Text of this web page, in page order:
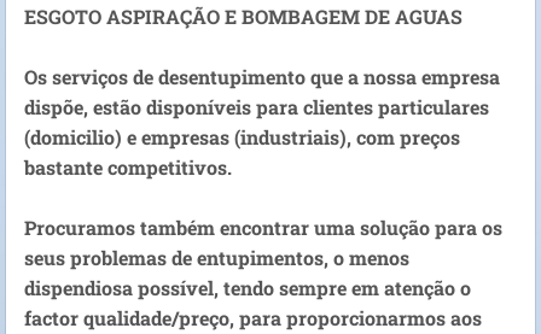
ESGOTO ASPIRAÇÃO E BOMBAGEM DE AGUAS
Os serviços de desentupimento que a nossa empresa
dispõe, estão disponíveis para clientes particulares
(domicilio) e empresas (industriais), com preços
bastante competitivos.
Procuramos também encontrar uma solução para os
seus problemas de entupimentos, o menos
dispendiosa possível, tendo sempre em atenção o
factor qualidade/preço, para proporcionarmos aos